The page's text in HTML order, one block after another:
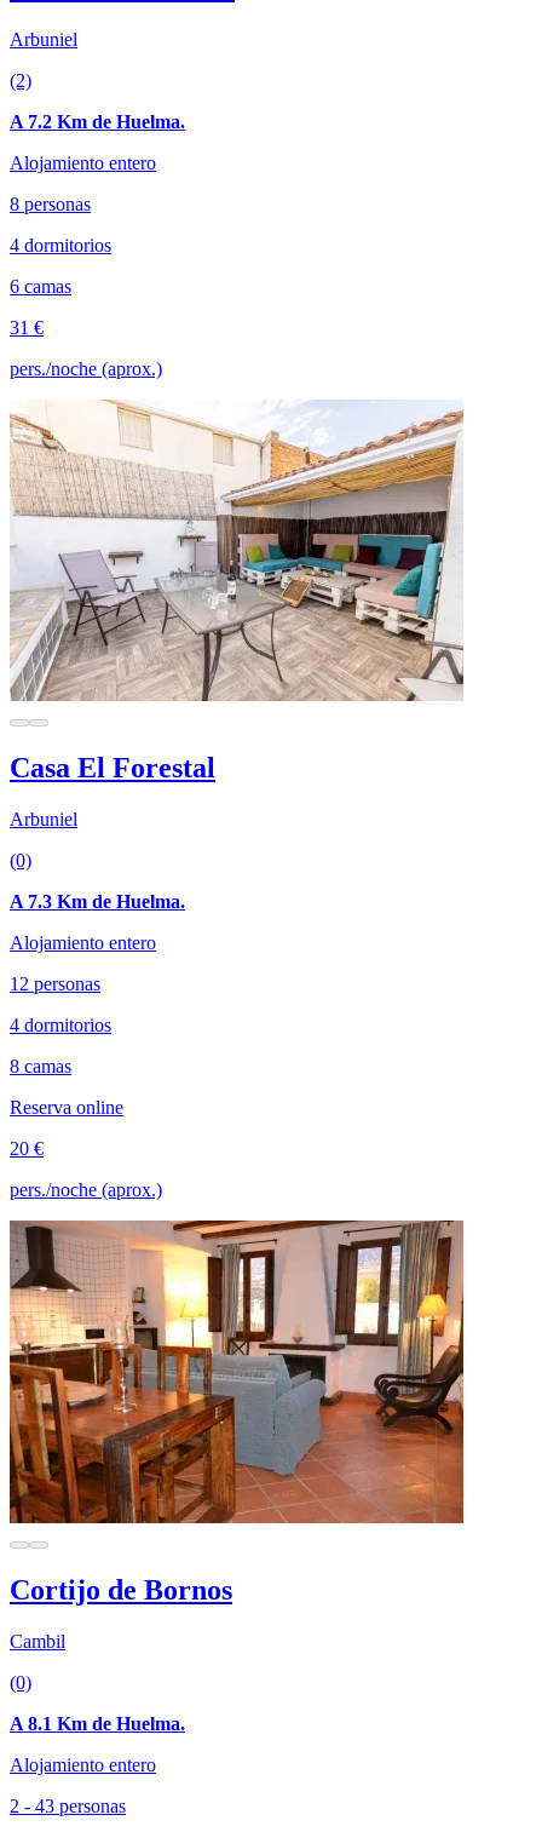
Arbuniel
(2)
A 7.2 Km de Huelma.
Alojamiento entero
8 personas
4 dormitorios
6 camas
31 €
pers./noche (aprox.)
Casa El Forestal
Arbuniel
(0)
A 7.3 Km de Huelma.
Alojamiento entero
12 personas
4 dormitorios
8 camas
Reserva online
20 €
pers./noche (aprox.)
Cortijo de Bornos
Cambil
(0)
A 8.1 Km de Huelma.
Alojamiento entero
2 - 43 personas